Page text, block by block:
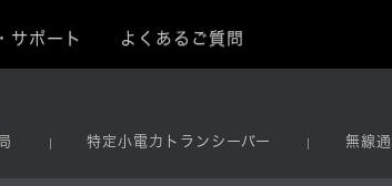
サポート よくあるご質問
特定小電力トランシーバー 無線